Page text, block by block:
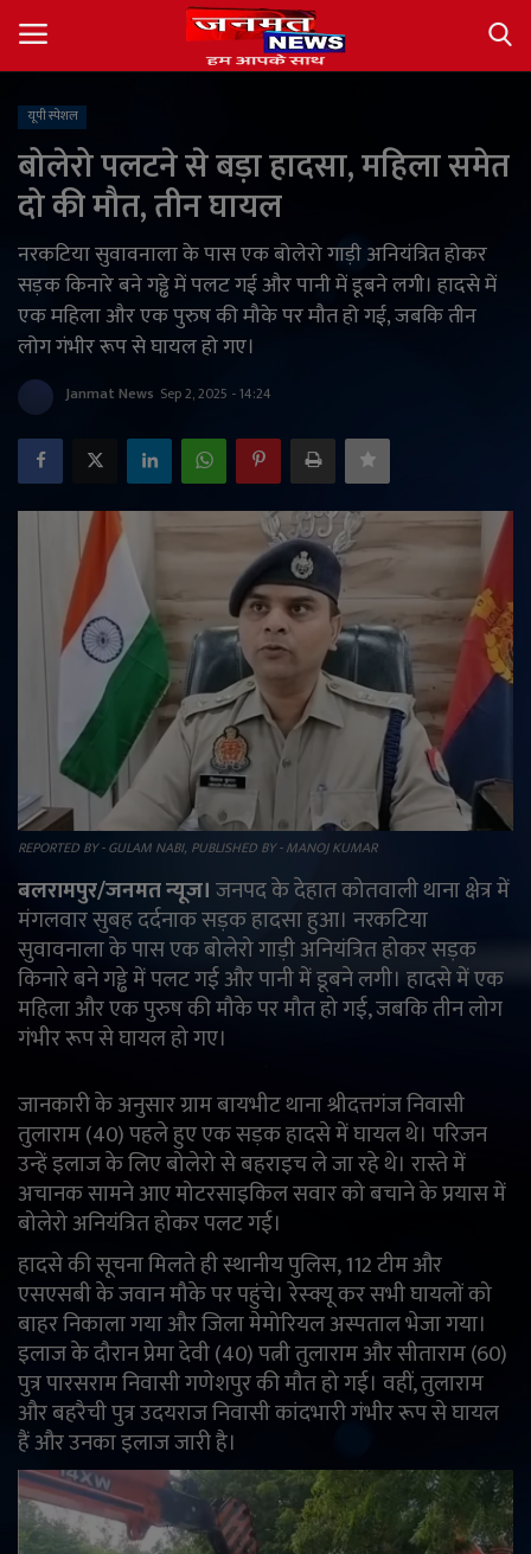
About
Contact
देश
अंतर्राष्ट्रीय
राज्य
खेल
मनोरंजन
ज्योतिष
वीडियो
व्यापार
टेक्नोलॉजी
ई-पेपर
English Arabic
यूपी स्पेशल
बोलेरो पलटने से बड़ा हादसा, महिला समेत
दो की मौत, तीन घायल
नरकटिया सुवावनाला के पास एक बोलेरो गाड़ी अनियंत्रित होकर
सड़क किनारे बने गड्ढे में पलट गई और पानी में डूबने लगी। हादसे में
एक महिला और एक पुरुष की मौके पर मौत हो गई, जबकि तीन
लोग गंभीर रूप से घायल हो गए।
Janmat News Sep 2, 2025 - 14:24
REPORTED BY - GULAM NABI, PUBLISHED BY - MANOJ KUMAR
बलरामपुर/जनमत न्यूज।जनपद के देहात कोतवाली थाना क्षेत्र में
मंगलवार सुबह दर्दनाक सड़क हादसा हुआ। नरकटिया
सुवावनाला के पास एक बोलेरो गाड़ी अनियंत्रित होकर सड़क
किनारे बने गड्ढे में पलट गई और पानी में डूबने लगी। हादसे में एक
महिला और एक पुरुष की मौके पर मौत हो गई, जबकि तीन लोग
गंभीर रूप से घायल हो गए।
जानकारी के अनुसार ग्राम बायभीट थाना श्रीदत्तगंज निवासी
तुलाराम (40) पहले हुए एक सड़क हादसे में घायल थे। परिजन
उन्हें इलाज के लिए बोलेरो से बहराइच ले जा रहे थे। रास्ते में
अचानक सामने आए मोटरसाइकिल सवार को बचाने के प्रयास में
बोलेरो अनियंत्रित होकर पलट गई।
हादसे की सूचना मिलते ही स्थानीय पुलिस, 112 टीम और
एसएसबी के जवान मौके पर पहुंचे। रेस्क्यू कर सभी घायलों को
बाहर निकाला गया और जिला मेमोरियल अस्पताल भेजा गया।
इलाज के दौरान प्रेमा देवी (40) पत्नी तुलाराम और सीताराम (60)
पुत्र पारसराम निवासी गणेशपुर की मौत हो गई। वहीं, तुलाराम
और बहरैची पुत्र उदयराज निवासी कांदभारी गंभीर रूप से घायल
हैं और उनका इलाज जारी है।